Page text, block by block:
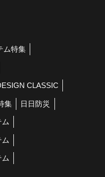
ム特集
CLASSIC
集 日日防災
ム
ム